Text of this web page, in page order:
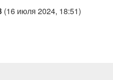
(16 июля 2024, 18:51)